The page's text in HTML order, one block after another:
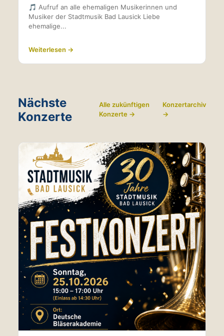
🎵 Aufruf an alle ehemaligen Musikerinnen und
Musiker der Stadtmusik Bad Lausick Liebe
ehemalige...
Weiterlesen →
Nächste
Konzerte
Alle zukünftigen
Konzerte →
Konzertarchiv
→